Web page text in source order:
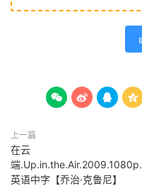
   
上一篇
在云
端.Up.in.the.Air.2009.1080p.
英语中字【乔治·克鲁尼】